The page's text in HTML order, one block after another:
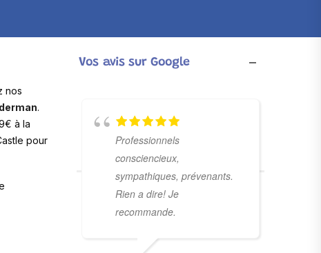
nos
.
à la
pour
Vos avis sur Google
Professionnels
consciencieux,
sympathiques, prévenants.
Rien a dire! Je
recommande.